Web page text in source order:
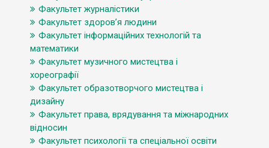
Факультет журналістики
Факультет здоров’я людини
Факультет інформаційних технологій та
математики
Факультет музичного мистецтва і
хореографії
Факультет образотворчого мистецтва і
дизайну
Факультет права, врядування та міжнародних
відносин
Факультет психології та спеціальної освіти